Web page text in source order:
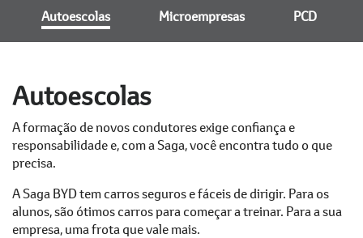
Microempresas PCD
Autoescolas
Autoescolas
A formação de novos condutores exige confiança e
responsabilidade e, com a Saga, você encontra tudo o que
precisa.
A Saga BYD tem carros seguros e fáceis de dirigir. Para os
alunos, são ótimos carros para começar a treinar. Para a sua
empresa, uma frota que vale mais.